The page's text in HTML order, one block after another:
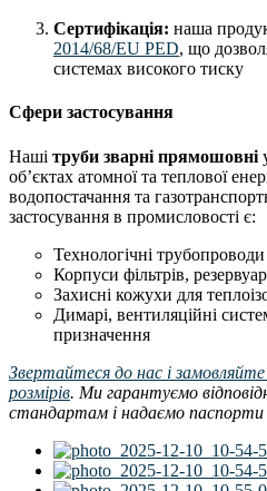
Сертифікація: наша
2014/68/EU PED, що
системах високого тиску
Сфери застосування
Наші труби зварні прямошовні
об’єктах атомної та теплової
водопостачання та
застосування в промисловості є:
Технологічні
Корпуси фільтрів,
Захисні кожухи для
Димарі, вентиляційні
призначення
Звертайтеся до нас і
розмірів. Ми гарантуємо
стандартам і надаємо паспорти